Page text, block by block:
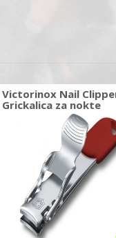
Victorinox Nail
Grickalica za nokte